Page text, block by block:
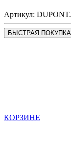
Артикул:
БЫСТРАЯ ПОКУПКА
КОРЗИНЕ